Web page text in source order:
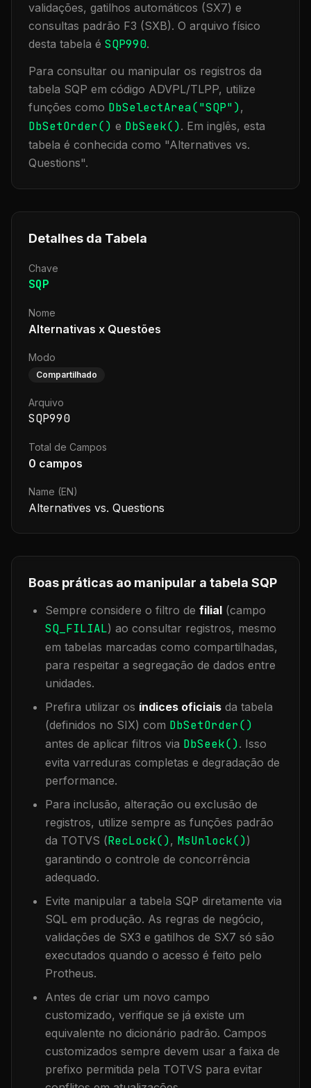
validações, gatilhos automáticos (SX7) e
consultas padrão F3 (SXB). O arquivo físico
desta tabela é SQP990.
Para consultar ou manipular os registros da
tabela SQP em código ADVPL/TLPP, utilize
funções como DbSelectArea("SQP"),
DbSetOrder() e DbSeek(). Em inglês, esta
tabela é conhecida como "Alternatives vs.
Questions".
Detalhes da Tabela
Chave
SQP
Nome
Alternativas x Questões
Modo
Compartilhado
Arquivo
SQP990
Total de Campos
0 campos
Name (EN)
Alternatives vs. Questions
Boas práticas ao manipular a tabela SQP
Sempre considere o filtro de filial (campo
SQ_FILIAL) ao consultar registros, mesmo
em tabelas marcadas como compartilhadas,
para respeitar a segregação de dados entre
unidades.
Prefira utilizar os índices oficiais da tabela
(definidos no SIX) com DbSetOrder()
antes de aplicar filtros via DbSeek(). Isso
evita varreduras completas e degradação de
performance.
Para inclusão, alteração ou exclusão de
registros, utilize sempre as funções padrão
da TOTVS (RecLock(), MsUnlock())
garantindo o controle de concorrência
adequado.
Evite manipular a tabela SQP diretamente via
SQL em produção. As regras de negócio,
validações de SX3 e gatilhos de SX7 só são
executados quando o acesso é feito pelo
Protheus.
Antes de criar um novo campo
customizado, verifique se já existe um
equivalente no dicionário padrão. Campos
customizados sempre devem usar a faixa de
prefixo permitida pela TOTVS para evitar